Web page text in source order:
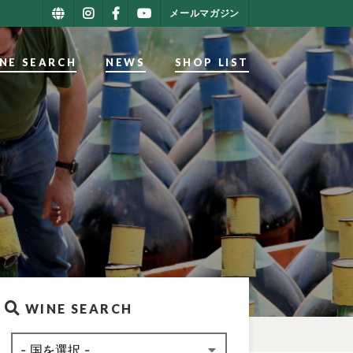
メールマガジン
SEARCH NEWS SHOP LIST
WINE SEARCH